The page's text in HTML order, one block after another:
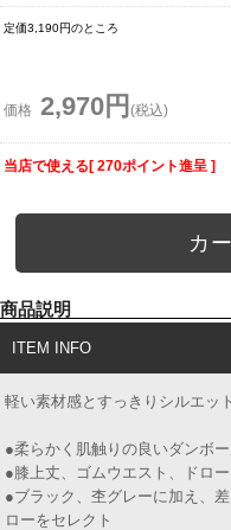
定価3,190円のところ
価格 2,970円 (税込)
当店で使える[ 270ポイント進呈 ]
カ
商品説明
ITEM INFO
軽い素材感とすっきりシルエッ
●柔らかく肌触りの良いダンボ
●膝上丈、ゴムウエスト、ドロ
●ブラック、杢グレーに加え、
ローをセレクト